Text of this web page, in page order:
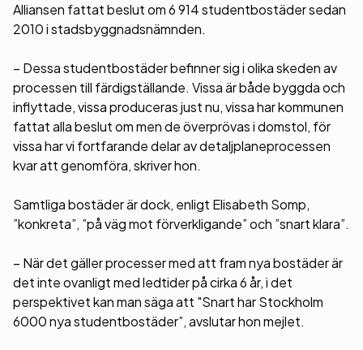
Alliansen fattat beslut om 6 914 studentbostäder sedan
2010 i stadsbyggnadsnämnden.
– Dessa studentbostäder befinner sig i olika skeden av
processen till färdigställande. Vissa är både byggda och
inflyttade, vissa produceras just nu, vissa har kommunen
fattat alla beslut om men de överprövas i domstol, för
vissa har vi fortfarande delar av detaljplaneprocessen
kvar att genomföra, skriver hon.
Samtliga bostäder är dock, enligt Elisabeth Somp,
”konkreta”, ”på väg mot förverkligande” och ”snart klara”.
– När det gäller processer med att fram nya bostäder är
det inte ovanligt med ledtider på cirka 6 år, i det
perspektivet kan man säga att "Snart har Stockholm
6000 nya studentbostäder”, avslutar hon mejlet.